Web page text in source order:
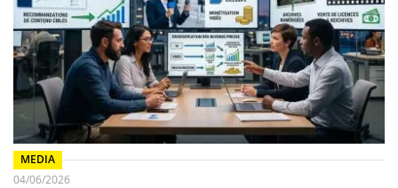
MEDIA
04/06/2026